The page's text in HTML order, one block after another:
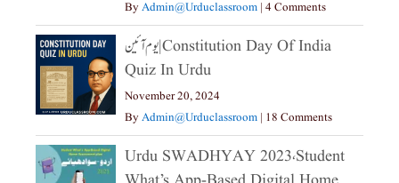
ByAdmin@urduclassroom | 4 Comments
یوم آئین|constitution Day Of India
Quiz In Urdu
November 20, 2024
ByAdmin@urduclassroom | 18 Comments
Urdu SWADHYAY 2023،Student